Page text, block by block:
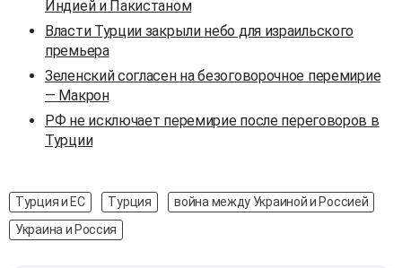
Индией и Пакистаном
Власти Турции закрыли небо для израильского
премьера
Зеленский согласен на безоговорочное перемирие
— Макрон
РФ не исключает перемирие после переговоров в
Турции
Турция и ЕС Турция
война между Украиной и Россией
Украина и Россия